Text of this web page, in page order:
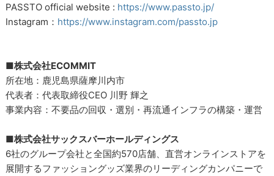
PASSTO official website : https://www.passto.jp/
Instagram： https://www.instagram.com/passto.jp
■株式会社ECOMMIT
所在地：鹿児島県薩摩川内市
代表者：代表取締役CEO 川野 輝之
事業内容：不要品の回収・選別・再流通インフラの構築・運営
■株式会社サックスバーホールディングス
6社のグループ会社と全国約570店舗、直営オンラインストアを
展開するファッショングッズ業界のリーディングカンパニーで